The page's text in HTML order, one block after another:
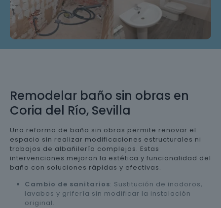
Remodelar baño sin obras en
Coria del Río, Sevilla
Una reforma de baño sin obras permite renovar el
espacio sin realizar modificaciones estructurales ni
trabajos de albañilería complejos. Estas
intervenciones mejoran la estética y funcionalidad del
baño con soluciones rápidas y efectivas.
Cambio de sanitarios: Sustitución de inodoros,
lavabos y grifería sin modificar la instalación
original.